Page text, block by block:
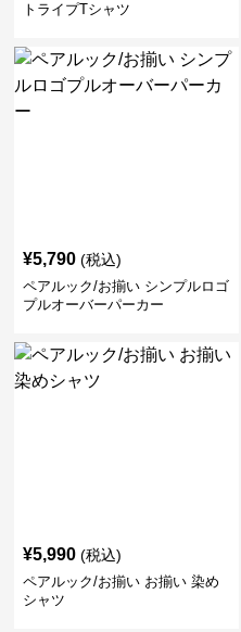
トライプTシャツ
¥5,790 (税込)
ペアルック/お揃い シンプルロゴ
プルオーバーパーカー
¥5,990 (税込)
ペアルック/お揃い お揃い 染め
シャツ